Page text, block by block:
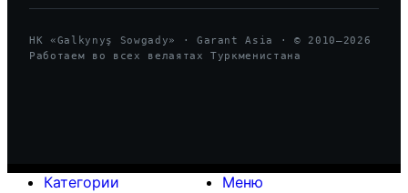
HK «Galkynyş Sowgady» · Garant Asia · © 2010—2026
Работаем во всех велаятах Туркменистана
Меню
Категории